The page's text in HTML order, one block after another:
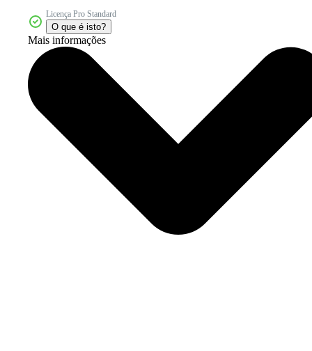
Licença Pro Standard
O que é isto?
Mais informações